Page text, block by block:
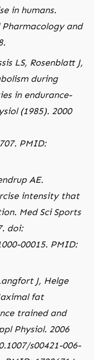
in humans.
and
LS, Rosenblatt J,
during
in endurance-
(1985). 2000
PMID:
AE.
intensity that
Med Sci Sports
doi:
00015. PMID:
J, Helge
fat
trained and
Physiol. 2006
s00421-006-